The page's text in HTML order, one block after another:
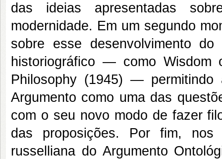
das ideias apresentadas
modernidade. Em um segundo
sobre esse desenvolvimento
historiográfico — como
Philosophy (1945) —
Argumento como uma das
com o seu novo modo de fazer
das proposições. Por fim,
russelliana do Argumento